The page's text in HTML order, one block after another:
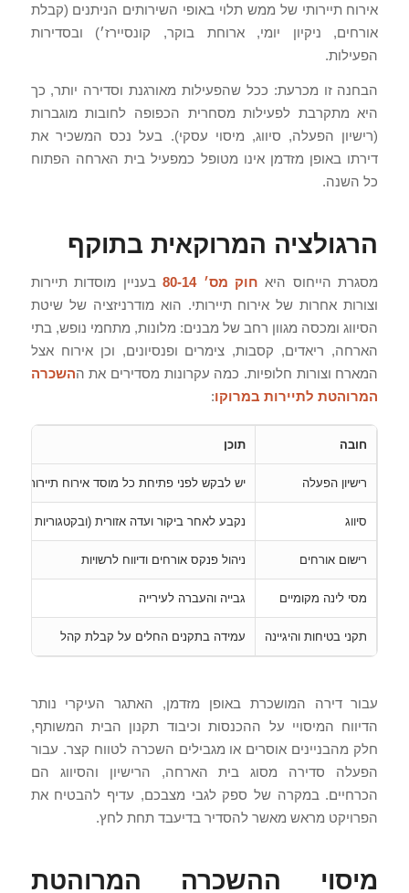
אירוח תיירותי של ממש תלוי באופי השירותים הניתנים (קבלת
אורחים, ניקיון יומי, ארוחת בוקר, קונסיירז׳) ובסדירות
הפעילות.
הבחנה זו מכרעת: ככל שהפעילות מאורגנת וסדירה יותר, כך
היא מתקרבת לפעילות מסחרית הכפופה לחובות מוגברות
(רישיון הפעלה, סיווג, מיסוי עסקי). בעל נכס המשכיר את
דירתו באופן מזדמן אינו מטופל כמפעיל בית הארחה הפתוח
כל השנה.
הרגולציה המרוקאית בתוקף
מסגרת הייחוס היא חוק מס׳ 80-14
בעניין מוסדות תיירות
וצורות אחרות של אירוח תיירותי. הוא מודרניזציה של שיטת
הסיווג ומכסה מגוון רחב של מבנים: מלונות, מתחמי נופש, בתי
הארחה, ריאדים, קסבות, צימרים ופנסיונים, וכן אירוח אצל
המארח וצורות חלופיות. כמה עקרונות מסדירים את ההשכרה
המרוהטת לתיירות במרוקו:
חובה תוכן
רישיון הפעלה יש לבקש לפני פתיחת כל מוסד אירוח תיירותי
סיווג נקבע לאחר ביקור ועדה אזורית (ובקטגוריות
רישום אורחים ניהול פנקס אורחים ודיווח לרשויות
מסי לינה מקומיים גבייה והעברה לעירייה
תקני בטיחות והיגיינה עמידה בתקנים החלים על קבלת קהל
עבור דירה המושכרת באופן מזדמן, האתגר העיקרי נותר
הדיווח המיסויי על ההכנסות וכיבוד תקנון הבית המשותף,
חלק מהבניינים אוסרים או מגבילים השכרה לטווח קצר. עבור
הפעלה סדירה מסוג בית הארחה, הרישיון והסיווג הם
הכרחיים. במקרה של ספק לגבי מצבכם, עדיף להבטיח את
הפרויקט מראש מאשר להסדיר בדיעבד תחת לחץ.
מיסוי ההשכרה המרוהטת